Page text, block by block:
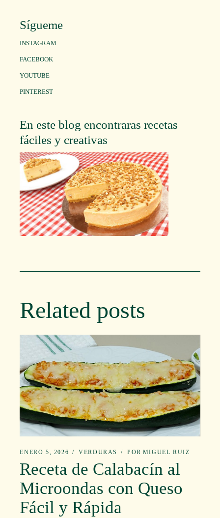
Sígueme
INSTAGRAM
FACEBOOK
YOUTUBE
PINTEREST
En este blog encontraras recetas
fáciles y creativas
Related posts
ENERO 5, 2026 VERDURAS POR MIGUEL RUIZ
Receta de Calabacín al
Microondas con Queso
Fácil y Rápida